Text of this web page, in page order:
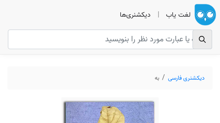
لغت یاب | دیکشنری‌ها
دیکشنری فارسی به